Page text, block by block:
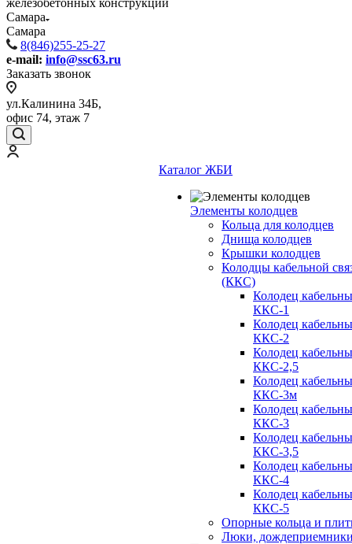
железобетонных конструкций
Самара
Самара
8(846)255-25-27
e-mail: info@ssc63.ru
Заказать звонок
ул.Калинина 34Б,
офис 74, этаж 7
Каталог ЖБИ
Элементы колодцев
Кольца для колодцев
Днища колодцев
Крышки колодцев
Колодцы кабельной
(ККС)
Колодец
ККС-1
Колодец
ККС-2
Колодец
ККС-2,5
Колодец
ККС-3м
Колодец
ККС-3
Колодец
ККС-3,5
Колодец
ККС-4
Колодец
ККС-5
Опорные кольца и
Люки,